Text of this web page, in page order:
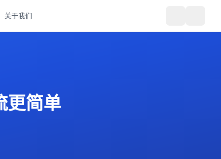
关于我们
更简单